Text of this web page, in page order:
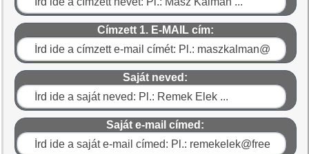
Címzett 1. E-MAIL cím:
Saját neved:
Saját e-mail címed: